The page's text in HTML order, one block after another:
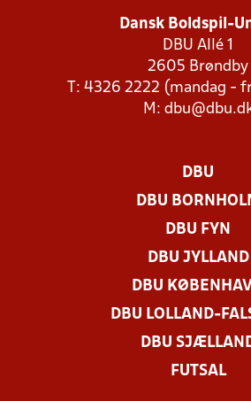
Dansk Boldspil-
DBU Allé 1
2605 Brøndby
T: 4326 2222 (mandag -
M:
DBU
DBU
DBU FYN
DBU JYLLAND
DBU
DBU LOLLAND-
DBU
FUTSAL